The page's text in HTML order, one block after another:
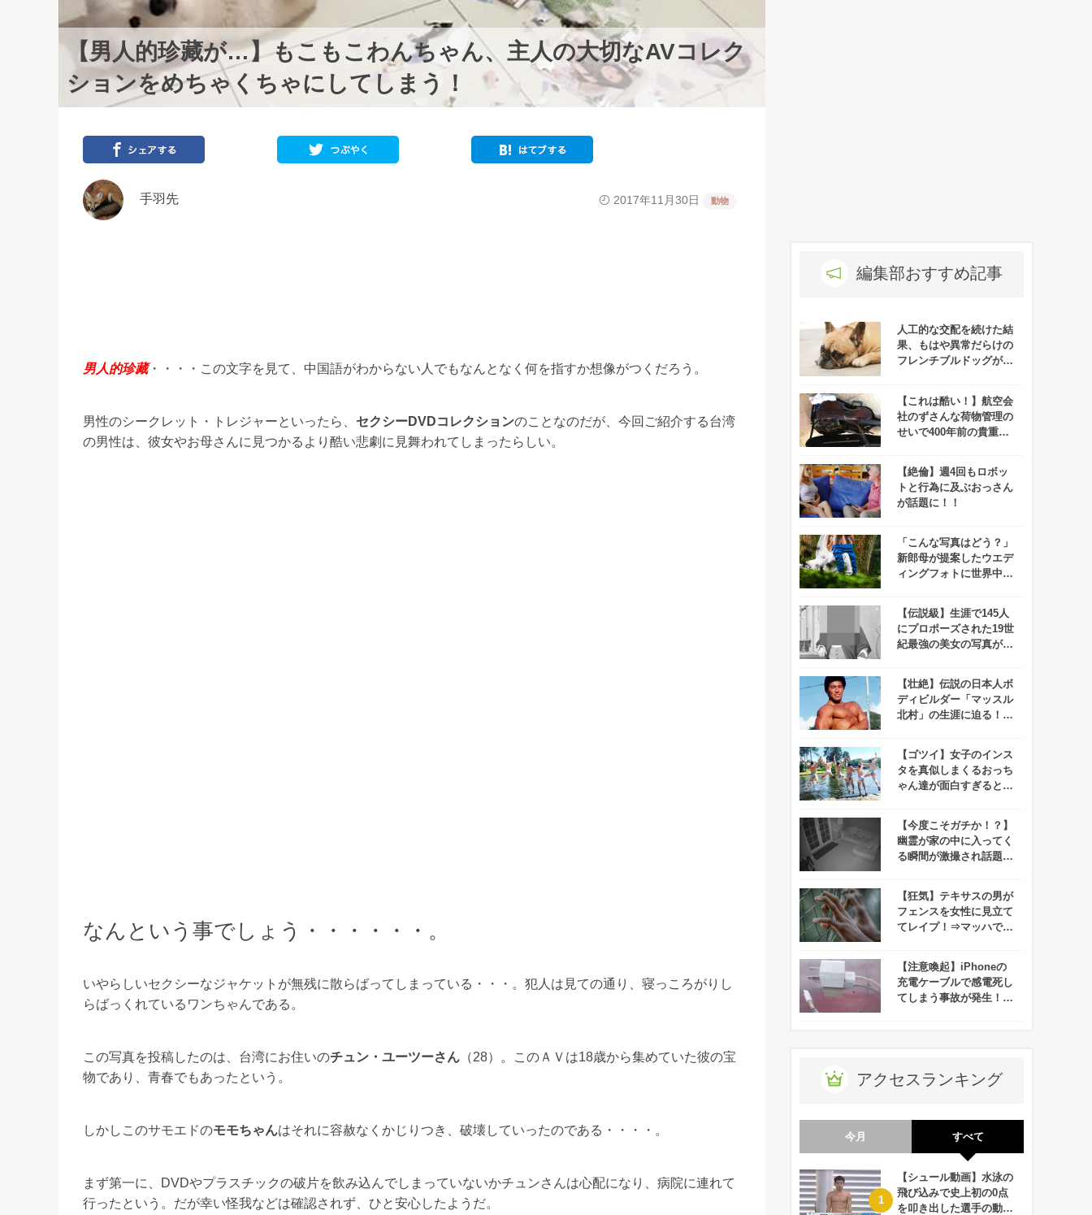
【男人的珍藏が…】もこもこわんちゃん、主人の大切なAVコレク
ションをめちゃくちゃにしてしまう！
手羽先 2017年11月30日 動物
男人的珍藏・・・・この文字を見て、中国語がわからない人でもなんとなく何を指すか想像がつくだろう。
男性のシークレット・トレジャーといったら、 セクシーDVDコレクションのことなのだが、今回ご紹介する台湾
の男性は、彼女やお母さんに見つかるより酷い悲劇に見舞われてしまったらしい。
なんという事でしょう・・・・・・。
いやらしいセクシーなジャケットが無残に散らばってしまっている・・・。犯人は見ての通り、寝っころがりし
らばっくれているワンちゃんである。
この写真を投稿したのは、台湾にお住いのチュン・ユーツーさん （28）。このＡＶは18歳から集めていた彼の宝
物であり、青春でもあったという。
しかしこのサモエドのモモちゃんはそれに容赦なくかじりつき、破壊していったのである・・・・。
まず第一に、DVDやプラスチックの破片を飲み込んでしまっていないかチュンさんは心配になり、病院に連れて
行ったという。だが幸い怪我などは確認されず、ひと安心したようだ。
編集部おすすめ記事
人工的な交配を続けた結
果、もはや異常だらけの
フレンチブルドッグが悲
【これは酷い！】航空会
社のずさんな荷物管理の
せいで400年前の貴重な
【絶倫】週4回もロボッ
トと行為に及ぶおっさん
が話題に！！
「こんな写真はどう？」
新郎母が提案したウエデ
ィングフォトに世界中が
【伝説級】生涯で145人
にプロポーズされた19世
紀最強の美女の写真が公
【壮絶】伝説の日本人ボ
ディビルダー「マッスル
北村」の生涯に迫る！も
【ゴツイ】女子のインス
タを真似しまくるおっち
ゃん達が面白すぎると話
【今度こそガチか！？】
幽霊が家の中に入ってく
る瞬間が激撮され話題
【狂気】テキサスの男が
フェンスを女性に見立て
てレイプ！⇒マッハで逮
【注意喚起】iPhoneの
充電ケーブルで感電死し
てしまう事故が発生！！
アクセスランキング
今月 すべて
【シュール動画】水泳の
飛び込みで史上初の0点
を叩き出した選手の動画